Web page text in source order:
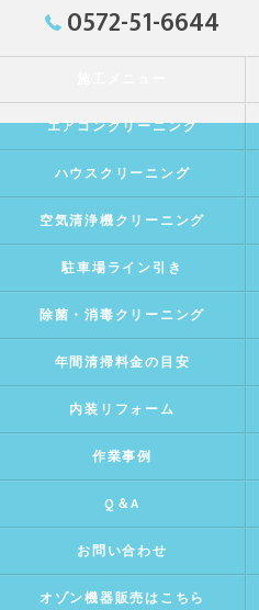
0572-51-6644
エアコンクリーニング
ハウスクリーニング
空気清浄機クリーニング
駐車場ライン引き
除菌・消毒クリーニング
年間清掃料金の目安
内装リフォーム
作業事例
Q＆A
お問い合わせ
オゾン機器販売はこちら